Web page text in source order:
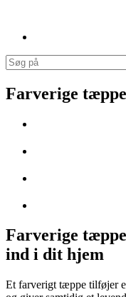
Farverige
Farverige
ind i dit hjem
Et farverigt tæppe tilføjer